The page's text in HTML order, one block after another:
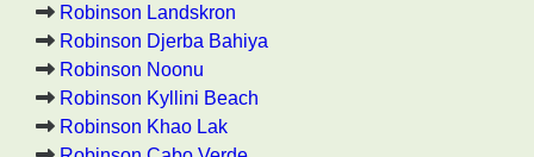
Robinson Landskron
Robinson Djerba Bahiya
Robinson Noonu
Robinson Kyllini Beach
Robinson Khao Lak